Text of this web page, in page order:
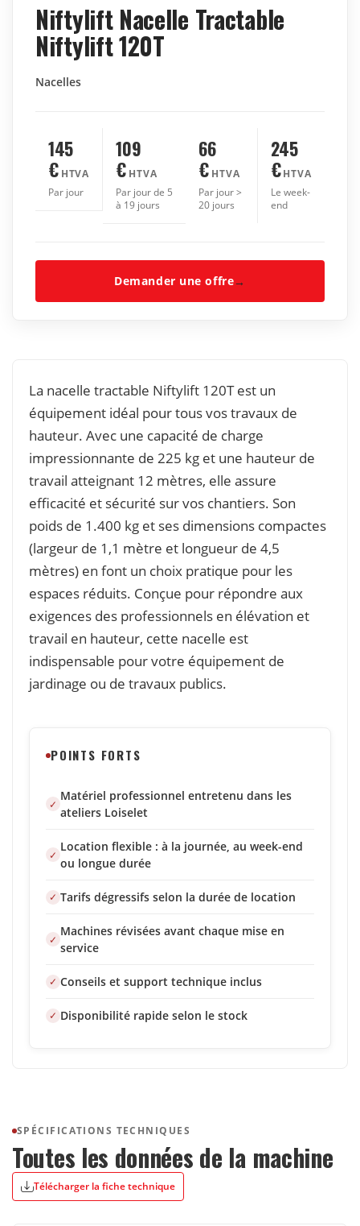
Niftylift Nacelle Tractable
Niftylift 120T
Nacelles
145
€ HTVA
Par jour
109
€ HTVA
Par jour de 5
à 19 jours
66
€ HTVA
Par jour >
20 jours
245
€ HTVA
Le week-
end
Demander une offre→
La nacelle tractable Niftylift 120T est un
équipement idéal pour tous vos travaux de
hauteur. Avec une capacité de charge
impressionnante de 225 kg et une hauteur de
travail atteignant 12 mètres, elle assure
efficacité et sécurité sur vos chantiers. Son
poids de 1.400 kg et ses dimensions compactes
(largeur de 1,1 mètre et longueur de 4,5
mètres) en font un choix pratique pour les
espaces réduits. Conçue pour répondre aux
exigences des professionnels en élévation et
travail en hauteur, cette nacelle est
indispensable pour votre équipement de
jardinage ou de travaux publics.
POINTS FORTS
Matériel professionnel entretenu dans les
ateliers Loiselet
Location flexible : à la journée, au week-end
ou longue durée
Tarifs dégressifs selon la durée de location
Machines révisées avant chaque mise en
service
Conseils et support technique inclus
Disponibilité rapide selon le stock
SPÉCIFICATIONS TECHNIQUES
Toutes les données de la machine
Télécharger la fiche technique